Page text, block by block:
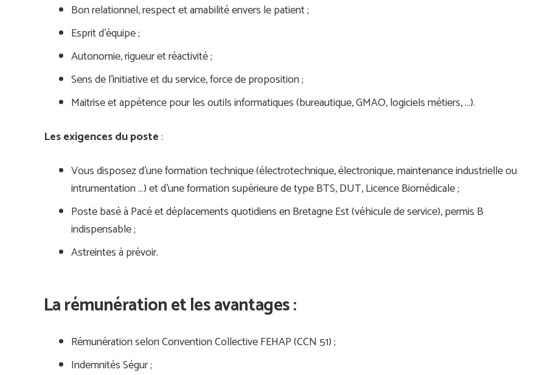
Bon relationnel, respect et amabilité envers le patient ;
Esprit d’équipe ;
Autonomie, rigueur et réactivité ;
Sens de l’initiative et du service, force de proposition ;
Maitrise et appétence pour les outils informatiques (bureautique, GMAO, logiciels métiers, …).
Les exigences du poste:
Vous disposez d’une formation technique (électrotechnique, électronique, maintenance industrielle ou
intrumentation …) et d’une formation supérieure de type BTS, DUT, Licence Biomédicale ;
Poste basé à Pacé et déplacements quotidiens en Bretagne Est (véhicule de service), permis B
indispensable ;
Astreintes à prévoir.
La rémunération et les avantages :
Rémunération selon Convention Collective FEHAP (CCN 51) ;
Indemnités Ségur ;